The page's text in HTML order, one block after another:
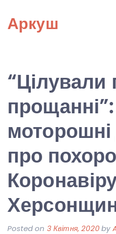
content
Аркуш
“Цілували
моторошні
про
Posted on 3 Квітня, 2020by